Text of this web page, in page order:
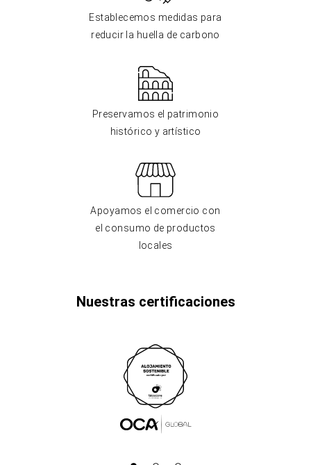
Establecemos medidas para
reducir la huella de carbono
Preservamos el patrimonio
histórico y artístico
Apoyamos el comercio con
el consumo de productos
locales
Nuestras certificaciones